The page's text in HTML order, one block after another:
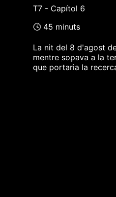
T7 - Capítol 6
🕓 45 minuts
La nit del 8 d'agost
mentre sopava a la
que portaria la